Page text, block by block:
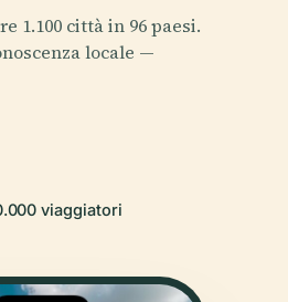
1.100 città in 96 paesi.
locale —
viaggiatori